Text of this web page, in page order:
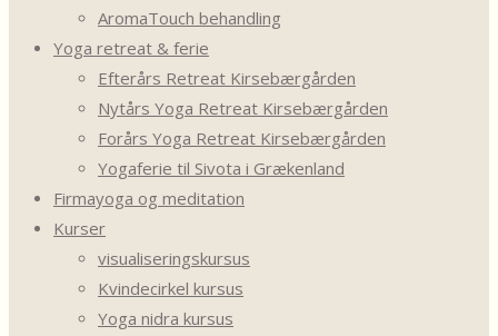
AromaTouch behandling
Yoga retreat & ferie
Efterårs Retreat Kirsebærgården
Nytårs Yoga Retreat Kirsebærgården
Forårs Yoga Retreat Kirsebærgården
Yogaferie til Sivota i Grækenland
Firmayoga og meditation
Kurser
visualiseringskursus
Kvindecirkel kursus
Yoga nidra kursus